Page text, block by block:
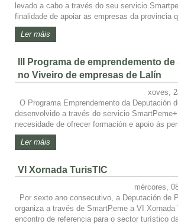
levado a cabo a través do seu servicio
finalidade de apoiar as empresas da provincia
Ler máis
III Programa de emprendemento
no Viveiro de empresas de Lalín
xoves,
O Programa Emprendemento da Deputación
desenvolvido a través do servicio
necesidade de ofrecer formación e apoio ás
Ler máis
VI Xornada TurisTIC
mércores,
Por sexto ano consecutivo, a Deputación de
organiza a través de SmartPeme a VI Xornada
encontro de referencia para o sector turístico